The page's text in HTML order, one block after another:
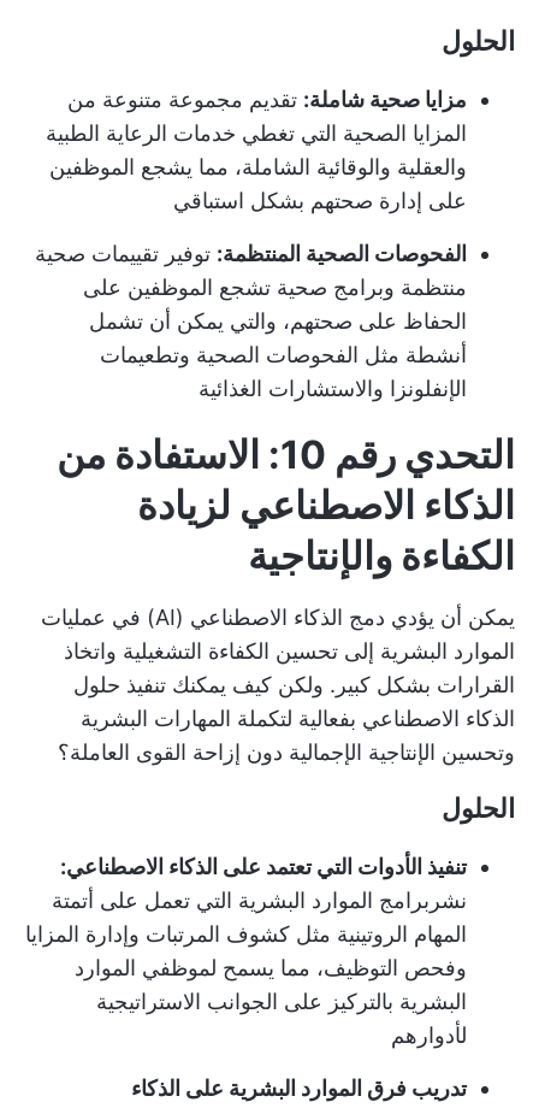
الحلول
مزايا صحية شاملة: تقديم مجموعة متنوعة من
المزايا الصحية التي تغطي خدمات الرعاية الطبية
والعقلية والوقائية الشاملة، مما يشجع الموظفين
على إدارة صحتهم بشكل استباقي
الفحوصات الصحية المنتظمة: توفير تقييمات صحية
منتظمة وبرامج صحية تشجع الموظفين على
الحفاظ على صحتهم، والتي يمكن أن تشمل
أنشطة مثل الفحوصات الصحية وتطعيمات
الإنفلونزا والاستشارات الغذائية
التحدي رقم 10: الاستفادة من
الذكاء الاصطناعي لزيادة
الكفاءة والإنتاجية
يمكن أن يؤدي دمج الذكاء الاصطناعي (AI) في عمليات
الموارد البشرية إلى تحسين الكفاءة التشغيلية واتخاذ
القرارات بشكل كبير. ولكن كيف يمكنك تنفيذ حلول
الذكاء الاصطناعي بفعالية لتكملة المهارات البشرية
وتحسين الإنتاجية الإجمالية دون إزاحة القوى العاملة؟
الحلول
تنفيذ الأدوات التي تعتمد على الذكاء الاصطناعي:
نشر برامج الموارد البشرية التي تعمل على أتمتة
المهام الروتينية مثل كشوف المرتبات وإدارة المزايا
وفحص التوظيف، مما يسمح لموظفي الموارد
البشرية بالتركيز على الجوانب الاستراتيجية
لأدوارهم
تدريب فرق الموارد البشرية على الذكاء